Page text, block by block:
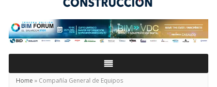
Construcción
Home » Compañía General de Equipos